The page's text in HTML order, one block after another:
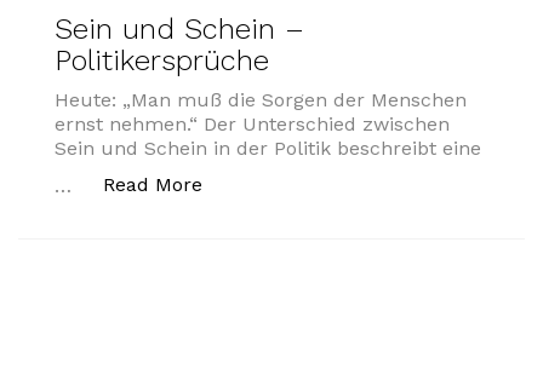
Sein und Schein –
Politikersprüche
Heute: „Man muß die Sorgen der Menschen
ernst nehmen.“ Der Unterschied zwischen
Sein und Schein in der Politik beschreibt eine
…
Read More